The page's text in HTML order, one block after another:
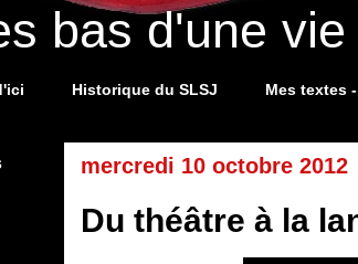
bas d'une
Historique du SLSJ Mes textes
mercredi 10 octobre 2012
Du théâtre à la